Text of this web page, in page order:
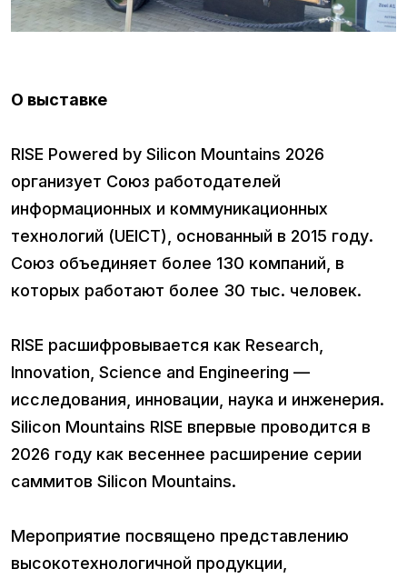
О выставке
RISE Powered by Silicon Mountains 2026
организует Союз работодателей
информационных и коммуникационных
технологий (UEICT), основанный в 2015 году.
Союз объединяет более 130 компаний, в
которых работают более 30 тыс. человек.
RISE расшифровывается как Research,
Innovation, Science and Engineering —
исследования, инновации, наука и инженерия.
Silicon Mountains RISE впервые проводится в
2026 году как весеннее расширение серии
саммитов Silicon Mountains.
Мероприятие посвящено представлению
высокотехнологичной продукции,